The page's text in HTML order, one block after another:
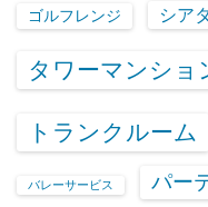
ゴルフレンジ シア
タワーマンショ
トランクルーム
バレーサービス パー